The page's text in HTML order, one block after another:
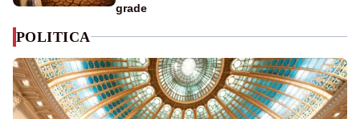
grade
POLITICA